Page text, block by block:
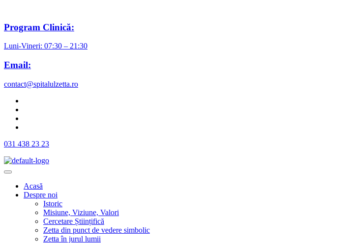
Program Clinică:
Luni-Vineri: 07:30 – 21:30
Email:
contact@spitalulzetta.ro
031 438 23 23
Acasă
Despre noi
Istoric
Misiune, Viziune, Valori
Cercetare Științifică
Zetta din punct de vedere simbolic
Zetta în jurul lumii